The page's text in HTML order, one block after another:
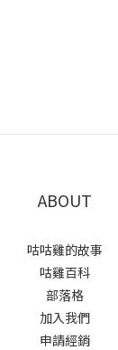
ABOUT
咕咕雞的故事
咕雞百科
部落格
加入我們
申請經銷